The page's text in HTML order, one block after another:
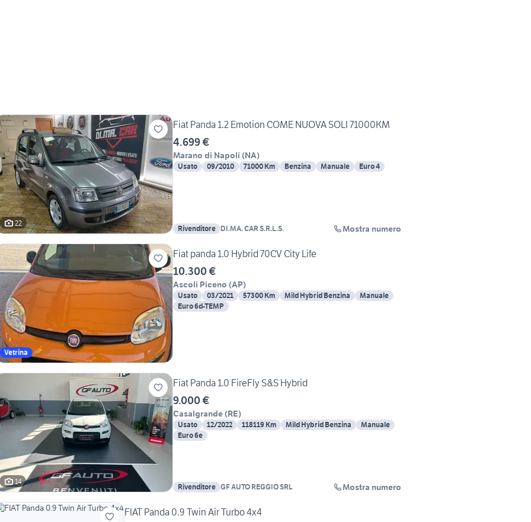
22
Fiat Panda 1.2 Emotion COME NUOVA SOLI 71000KM
4.699 €
Marano di Napoli (NA)
Usato 09/2010 71000 Km Benzina Manuale Euro 4
Rivenditore DI.MA. CAR S.R.L.S. Mostra numero
Vetrina
Fiat panda 1.0 Hybrid 70CV City Life
10.300 €
Ascoli Piceno (AP)
Usato 03/2021 57300 Km Mild Hybrid Benzina
Manuale
Euro 6d-TEMP
14
Fiat Panda 1.0 FireFly S&S Hybrid
9.000 €
Casalgrande (RE)
Usato 12/2022 118119 Km Mild Hybrid Benzina
Manuale
Euro 6e
Rivenditore GF AUTO REGGIO SRL Mostra numero
FIAT Panda 0.9 Twin Air Turbo 4x4